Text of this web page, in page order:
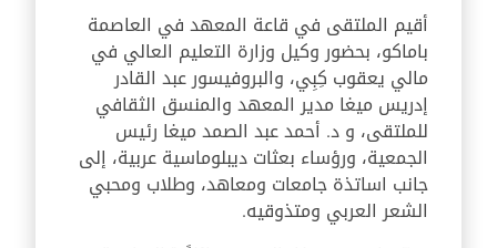
أقيم الملتقى في قاعة المعهد في العاصمة
باماكو، بحضور وكيل وزارة التعليم العالي في
مالي يعقوب كِبِي، والبروفيسور عبد القادر
إدريس ميغا مدير المعهد والمنسق الثقافي
للملتقى، و د. أحمد عبد الصمد ميغا رئيس
الجمعية، ورؤساء بعثات ديبلوماسية عربية، إلى
جانب اساتذة جامعات ومعاهد، وطلاب ومحبي
الشعر العربي ومتذوقيه.